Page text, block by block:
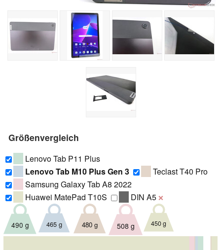
Größenvergleich
Lenovo Tab P11 Plus
Lenovo Tab M10 Plus Gen 3
Teclast T40 Pro
Samsung Galaxy Tab A8 2022
Huawei MatePad T10S
DIN A5 ❌
490 g 465 g 480 g 508 g 450 g